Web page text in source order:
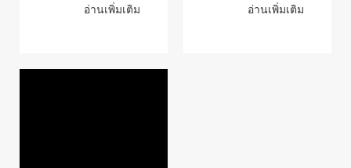
อ่านเพิ่มเติม อ่านเพิ่มเติม